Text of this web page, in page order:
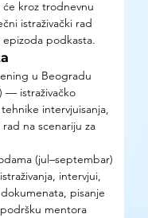
kroz trodnevnu
istraživački rad
podkasta.
u Beogradu
— istraživačko
intervjuisanja,
na scenariju za
(jul–septembar)
intervjui,
pisanje
mentora